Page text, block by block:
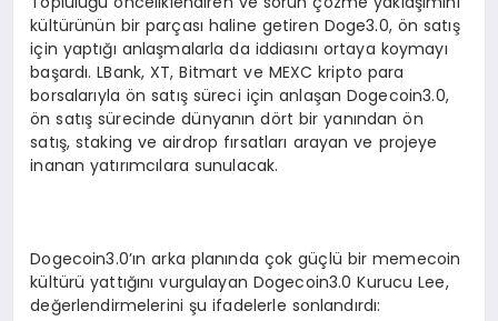
kültürünün bir parçası haline getiren Doge3.0, ön satış
için yaptığı anlaşmalarla da iddiasını ortaya koymayı
başardı. LBank, XT, Bitmart ve MEXC kripto para
borsalarıyla ön satış süreci için anlaşan Dogecoin3.0,
ön satış sürecinde dünyanın dört bir yanından ön
satış, staking ve airdrop fırsatları arayan ve projeye
inanan yatırımcılara sunulacak.
Dogecoin3.0’ın arka planında çok güçlü bir memecoin
kültürü yattığını vurgulayan Dogecoin3.0 Kurucu Lee,
değerlendirmelerini şu ifadelerle sonlandırdı: